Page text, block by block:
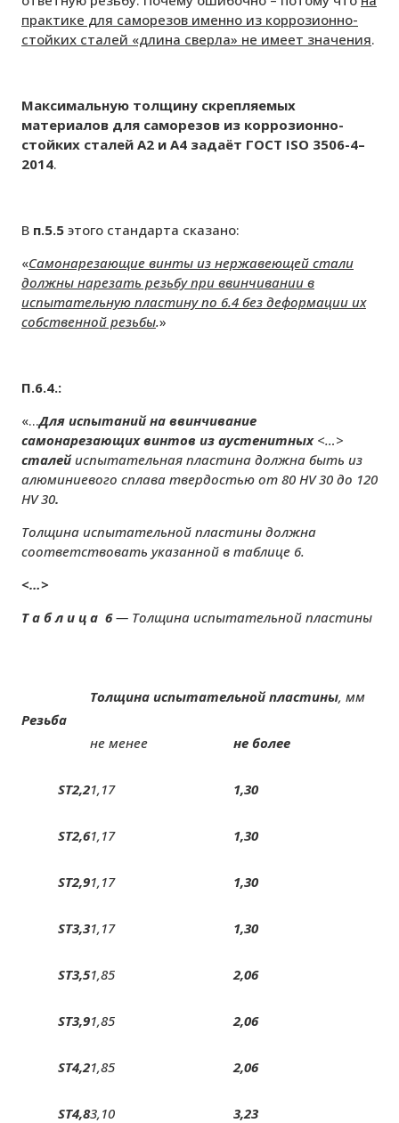
практике для саморезов именно из коррозионно-
стойких сталей «длина сверла» не имеет значения.
Максимальную толщину скрепляемых
материалов для саморезов из коррозионно-
стойких сталей А2 и А4 задаёт ГОСТ ISO 3506-4–
2014.
В п.5.5 этого стандарта сказано:
«Самонарезающие винты из нержавеющей стали
должны нарезать резьбу при ввинчивании в
испытательную пластину по 6.4 без деформации их
собственной резьбы.»
П.6.4.:
«…Для испытаний на ввинчивание
самонарезающих винтов из аустенитных<…>
сталейиспытательная пластина должна быть из
алюминиевого сплава твердостью от 80 HV 30 до 120
HV 30.
Толщина испытательной пластины должна
соответствовать указанной в таблице 6.
<…>
Т а б л и ц а 6— Толщина испытательной пластины
Резьба
Толщина испытательной пластины, мм
не менее не более
ST2,21,17 1,30
ST2,61,17 1,30
ST2,91,17 1,30
ST3,31,17 1,30
ST3,51,85 2,06
ST3,91,85 2,06
ST4,21,85 2,06
ST4,83,10 3,23